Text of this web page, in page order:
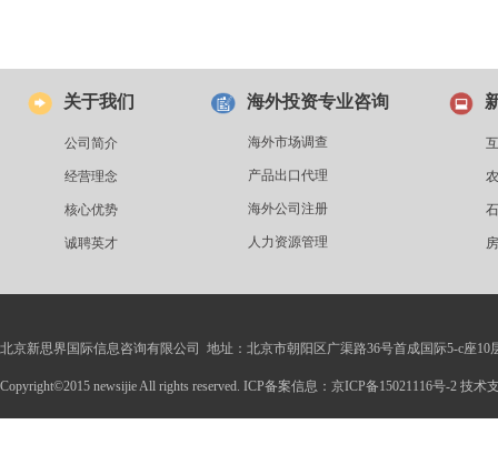
关于我们
公司简介
经营理念
核心优势
诚聘英才
海外投资专业咨询
海外市场调查
产品出口代理
海外公司注册
人力资源管理
北京新思界国际信息咨询有限公司 地址：北京市朝阳区广渠路36号首成国际5-c座10
Copyright©2015 newsijie All rights reserved. ICP备案信息：京ICP备15021116号-2 技术